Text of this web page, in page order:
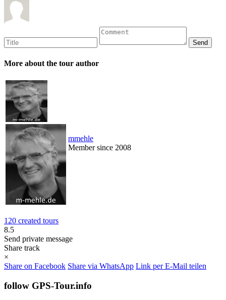
More about the tour author
mmehle
Member since 2008
120 created tours
8.5
Send private message
Share track
×
Share on Facebook Share via WhatsApp Link per E-Mail teilen
follow GPS-Tour.info